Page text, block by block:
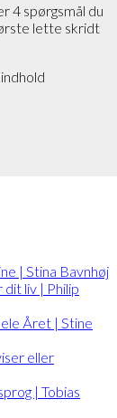
4 spørgsmål du
lette skridt
| Stina Bavnhøj
liv | Philip
Året | Stine
eller
| Tobias